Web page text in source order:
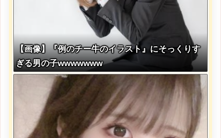
【画像】『例のチー牛のイラスト』にそっくりす
ぎる男の子wwwwwww